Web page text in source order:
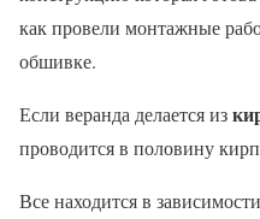
как провели монтажные
обшивке.
Если веранда делается из
проводится в половину
Все находится в